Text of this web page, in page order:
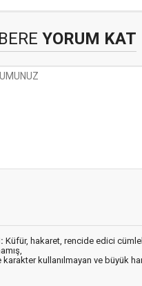
YORUM KAT
Küfür, hakaret, rencide edici
karakter kullanılmayan ve büyük